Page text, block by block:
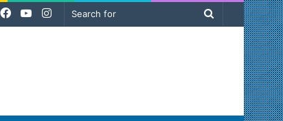
Search
Instagram
YouTube
Facebook